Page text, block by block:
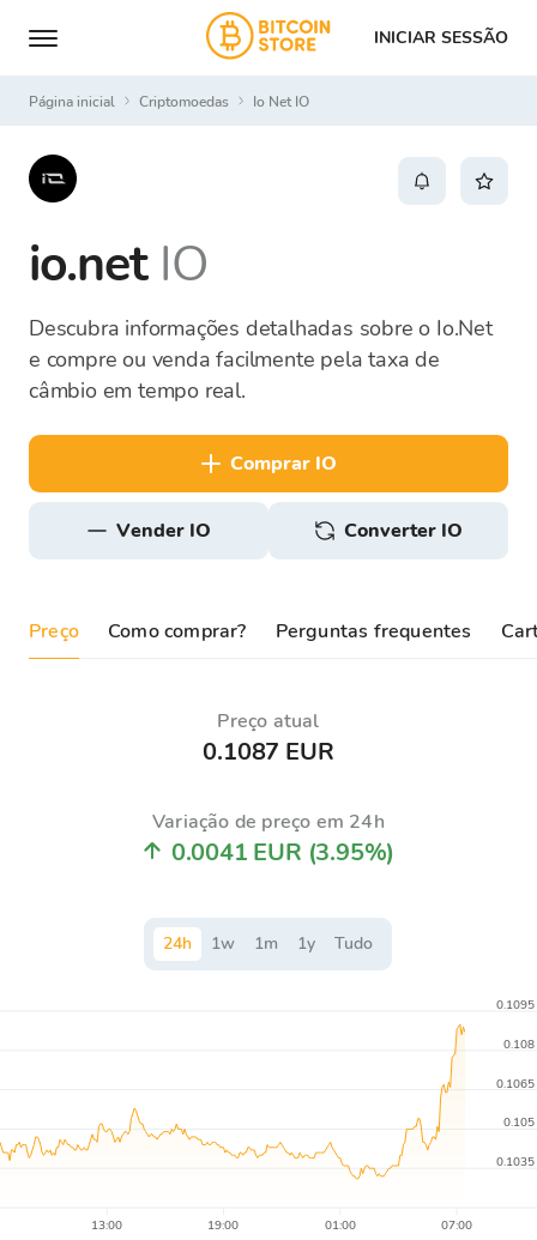
INICIAR SESSÃO
Página inicial Criptomoedas Io Net IO
io.net IO
Descubra informações detalhadas sobre o Io.Net
e compre ou venda facilmente pela taxa de
câmbio em tempo real.
comprar IO
vender IO Converter IO
Preço Como comprar? Perguntas frequentes
Preço atual
0.1087 EUR
Variação de preço em 24h
0.0041 EUR (3.95%)
24h 1w 1m 1y Tudo
13:00 19:00 01:00 07:00
0.1035
0.105
0.1065
0.108
0.1095